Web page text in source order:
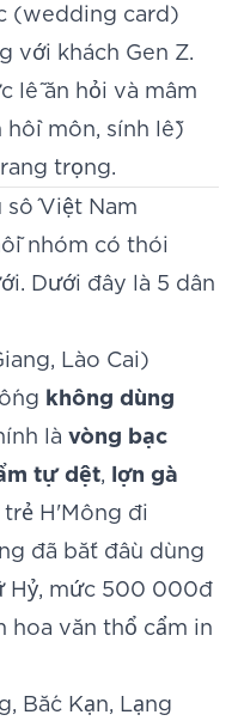
(wedding card)
với khách Gen Z.
lễ ăn hỏi và mâm
môn, sính lễ)
trọng.
số Việt Nam
nhóm có thói
Dưới đây là 5 dân
Lào Cai)
không dùng
là vòng bạc
tự dệt, lợn gà
H'Mông đi
đã bắt đầu dùng
Hỷ, mức 500 000đ
hoa văn thổ cẩm in
Bắc Kạn, Lạng